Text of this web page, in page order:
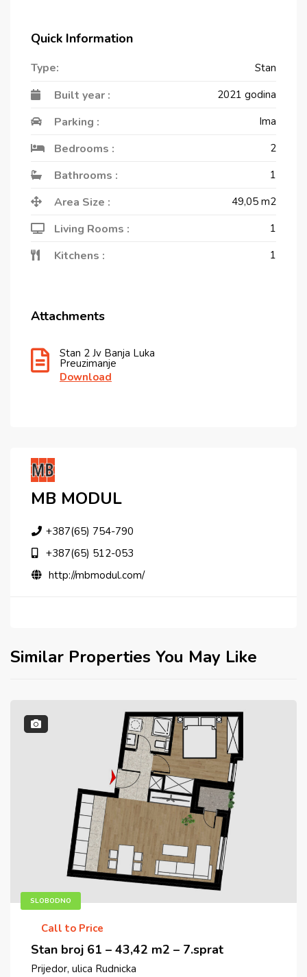
Quick Information
Type: Stan
Built year : 2021 godina
Parking : Ima
Bedrooms : 2
Bathrooms : 1
Area Size : 49,05 m2
Living Rooms : 1
Kitchens : 1
Attachments
Stan 2 Jv Banja Luka
Preuzimanje
Download
MB MODUL
+387(65) 754-790
+387(65) 512-053
http://mbmodul.com/
Similar Properties You May Like
SLOBODNO
Call to Price
Stan broj 61 – 43,42 m2 – 7.sprat
Prijedor, ulica Rudnicka